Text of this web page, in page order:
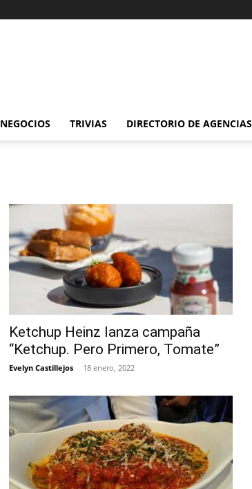
NEGOCIOS TRIVIAS DIRECTORIO DE AGENCIAS
Ketchup Heinz lanza campaña
“Ketchup. Pero Primero, Tomate”
Evelyn Castillejos - 18 enero, 2022